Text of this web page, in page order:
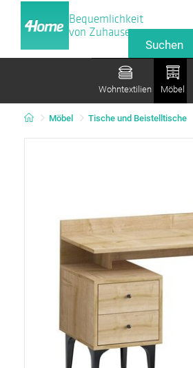
Bequemlichkeit
von Zuhause
Wohntextilien Möbel
Möbel Tische und Beistelltische